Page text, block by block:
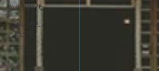
南北朝時代
全国の神社
と郷土史